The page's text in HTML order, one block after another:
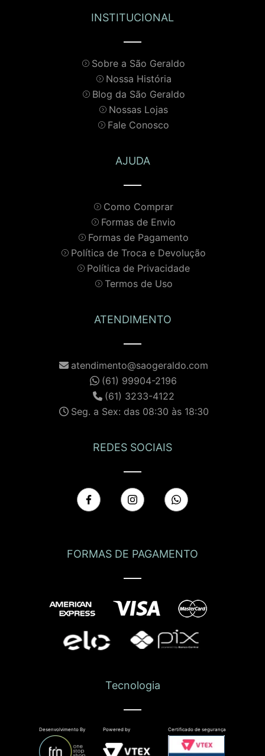
INSTITUCIONAL
Sobre a São Geraldo
Nossa História
Blog da São Geraldo
Nossas Lojas
Fale Conosco
AJUDA
Como Comprar
Formas de Envio
Formas de Pagamento
Política de Troca e Devolução
Política de Privacidade
Termos de Uso
ATENDIMENTO
atendimento@saogeraldo.com
(61) 99904-2196
(61) 3233-4122
Seg. a Sex: das 08:30 às 18:30
REDES SOCIAIS
FORMAS DE PAGAMENTO
Tecnologia
Desenvolvimento By Powered by Certificado de segurança